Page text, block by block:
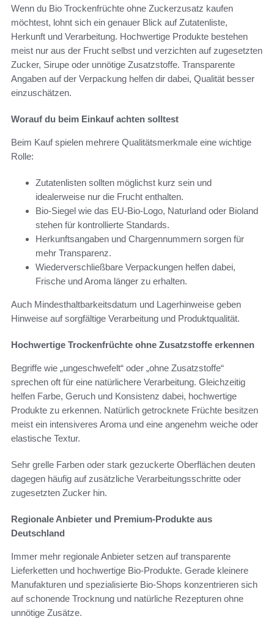
Wenn du Bio Trockenfrüchte ohne Zuckerzusatz kaufen
möchtest, lohnt sich ein genauer Blick auf Zutatenliste,
Herkunft und Verarbeitung. Hochwertige Produkte bestehen
meist nur aus der Frucht selbst und verzichten auf zugesetzten
Zucker, Sirupe oder unnötige Zusatzstoffe. Transparente
Angaben auf der Verpackung helfen dir dabei, Qualität besser
einzuschätzen.
Worauf du beim Einkauf achten solltest
Beim Kauf spielen mehrere Qualitätsmerkmale eine wichtige
Rolle:
Zutatenlisten sollten möglichst kurz sein und
idealerweise nur die Frucht enthalten.
Bio-Siegel wie das EU-Bio-Logo, Naturland oder Bioland
stehen für kontrollierte Standards.
Herkunftsangaben und Chargennummern sorgen für
mehr Transparenz.
Wiederverschließbare Verpackungen helfen dabei,
Frische und Aroma länger zu erhalten.
Auch Mindesthaltbarkeitsdatum und Lagerhinweise geben
Hinweise auf sorgfältige Verarbeitung und Produktqualität.
Hochwertige Trockenfrüchte ohne Zusatzstoffe erkennen
Begriffe wie „ungeschwefelt“ oder „ohne Zusatzstoffe“
sprechen oft für eine natürlichere Verarbeitung. Gleichzeitig
helfen Farbe, Geruch und Konsistenz dabei, hochwertige
Produkte zu erkennen. Natürlich getrocknete Früchte besitzen
meist ein intensiveres Aroma und eine angenehm weiche oder
elastische Textur.
Sehr grelle Farben oder stark gezuckerte Oberflächen deuten
dagegen häufig auf zusätzliche Verarbeitungsschritte oder
zugesetzten Zucker hin.
Regionale Anbieter und Premium-Produkte aus
Deutschland
Immer mehr regionale Anbieter setzen auf transparente
Lieferketten und hochwertige Bio-Produkte. Gerade kleinere
Manufakturen und spezialisierte Bio-Shops konzentrieren sich
auf schonende Trocknung und natürliche Rezepturen ohne
unnötige Zusätze.